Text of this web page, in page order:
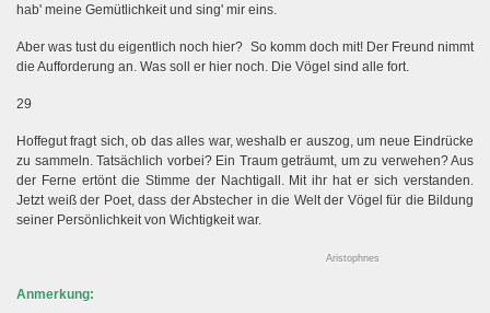
hab' meine Gemütlichkeit und sing' mir eins.
Aber was tust du eigentlich noch hier? So komm doch mit! Der Freund nimmt
die Aufforderung an. Was soll er hier noch. Die Vögel sind alle fort.
29
Hoffegut fragt sich, ob das alles war, weshalb er auszog, um neue Eindrücke
zu sammeln. Tatsächlich vorbei? Ein Traum geträumt, um zu verwehen? Aus
der Ferne ertönt die Stimme der Nachtigall. Mit ihr hat er sich verstanden.
Jetzt weiß der Poet, dass der Abstecher in die Welt der Vögel für die Bildung
seiner Persönlichkeit von Wichtigkeit war.
Aristophnes
Anmerkung: